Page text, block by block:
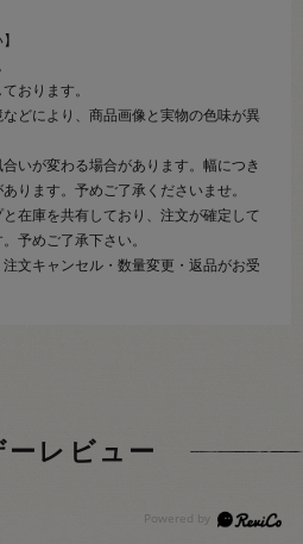
おります。
どにより、商品画像と実物の色味が異
いが変わる場合があります。幅につき
ります。予めご了承くださいませ。
在庫を共有しており、注文が確定して
予めご了承下さい。
文キャンセル・数量変更・返品がお受
ーレビュー